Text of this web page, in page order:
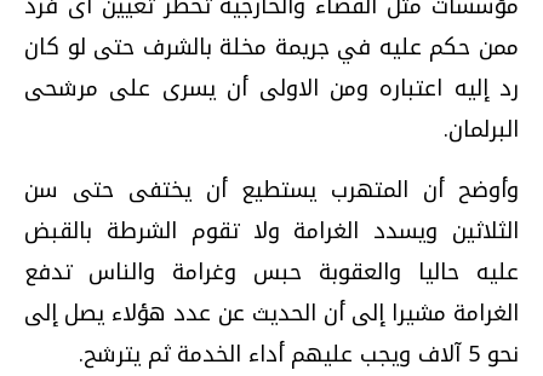
ممن حكم عليه في جريمة مخلة بالشرف حتى لو كان
رد إليه اعتباره ومن الاولى أن يسرى على مرشحى
البرلمان.
وأوضح أن المتهرب يستطيع أن يختفى حتى سن
الثلاثين ويسدد الغرامة ولا تقوم الشرطة بالقبض
عليه حاليا والعقوبة حبس وغرامة والناس تدفع
الغرامة مشيرا إلى أن الحديث عن عدد هؤلاء يصل إلى
نحو 5 آلاف ويجب عليهم أداء الخدمة ثم يترشح.